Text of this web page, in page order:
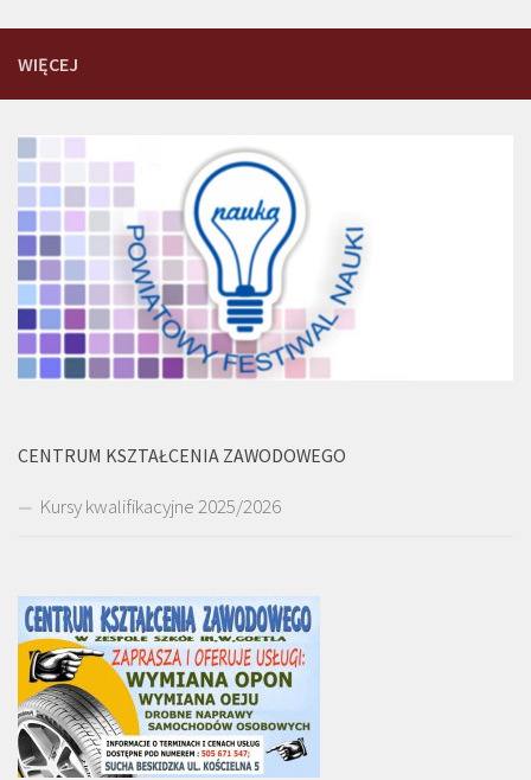
WIĘCEJ
CENTRUM KSZTAŁCENIA ZAWODOWEGO
Kursy kwalifikacyjne 2025/2026